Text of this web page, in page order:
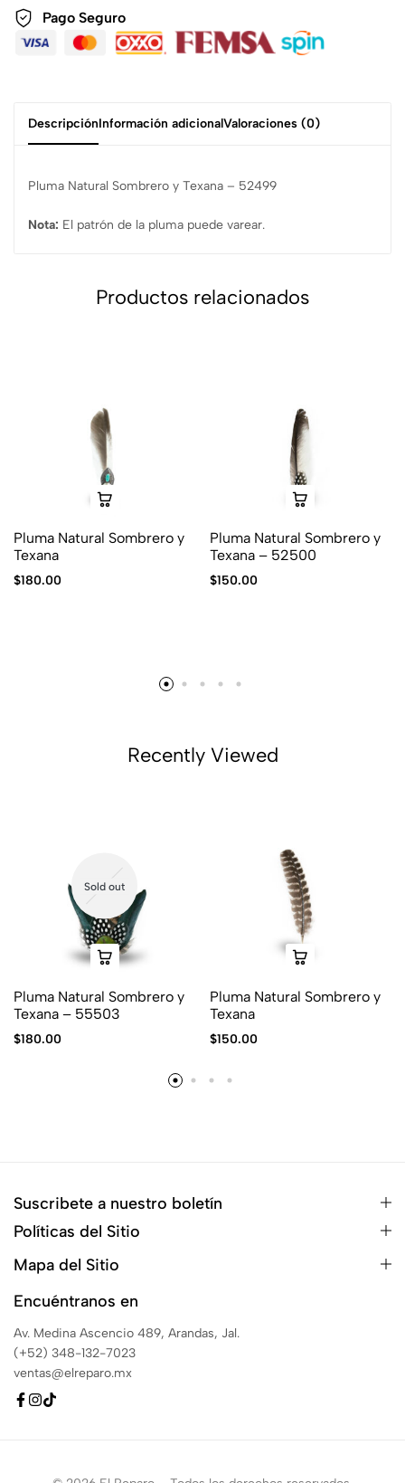
Pago Seguro
DescripciónInformación adicionalValoraciones (0)
Pluma Natural Sombrero y Texana – 52499
Nota: El patrón de la pluma puede varear.
Productos relacionados
Pluma Natural Sombrero y
Texana
$180.00
Pluma Natural Sombrero y
Texana – 52500
$150.00
Recently Viewed
Sold out
Pluma Natural Sombrero y
Texana – 55503
$180.00
Pluma Natural Sombrero y
Texana
$150.00
Suscribete a nuestro boletín
Políticas del Sitio
Mapa del Sitio
Encuéntranos en
Av. Medina Ascencio 489, Arandas, Jal.
(+52) 348-132-7023
ventas@elreparo.mx